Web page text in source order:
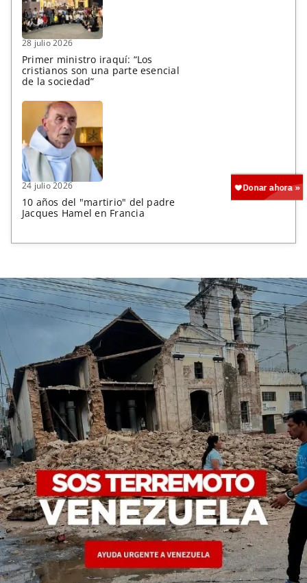
28 julio 2026
Primer ministro iraquí: “Los
cristianos son una parte esencial
de la sociedad”
24 julio 2026
10 años del "martirio" del padre
Jacques Hamel en Francia